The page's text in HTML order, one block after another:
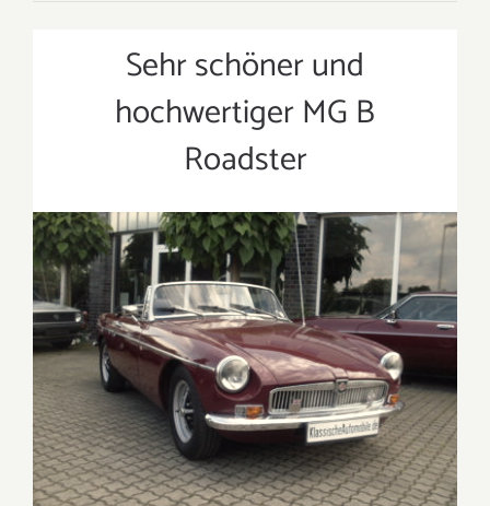
Projekt Beschreibung
Sehr schöner und
hochwertiger MG B
Roadster